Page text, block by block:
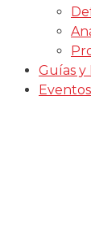
Guías y
Eventos